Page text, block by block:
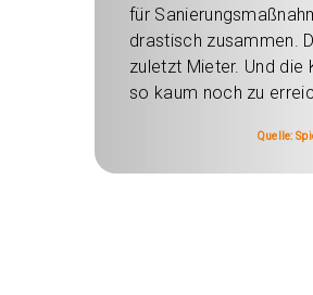
für
drastisch zusammen.
zuletzt Mieter. Und die
so kaum noch zu
Quelle: